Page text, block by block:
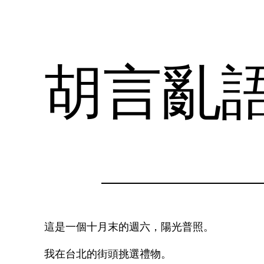
胡言亂
這是一個十月末的週六，陽光普照。
我在台北的街頭挑選禮物。